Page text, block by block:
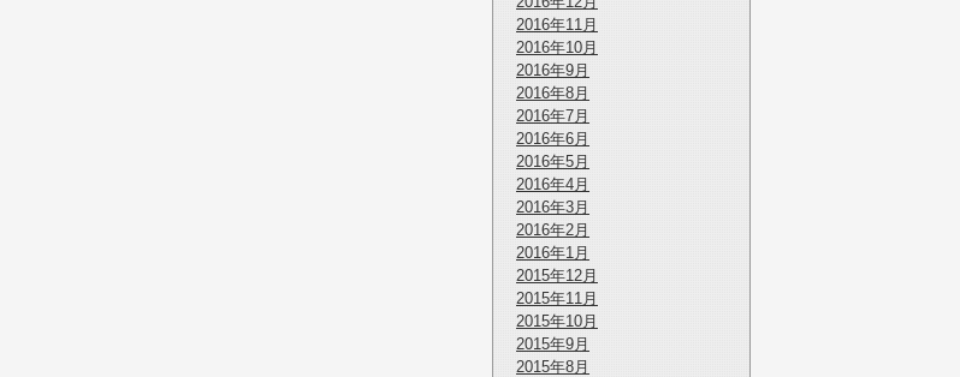
2016年11月
2016年10月
2016年9月
2016年8月
2016年7月
2016年6月
2016年5月
2016年4月
2016年3月
2016年2月
2016年1月
2015年12月
2015年11月
2015年10月
2015年9月
2015年8月